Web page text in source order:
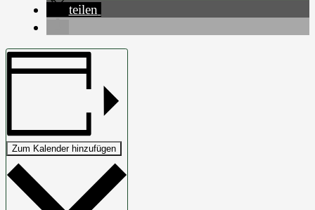
teilen
Zum Kalender hinzufügen